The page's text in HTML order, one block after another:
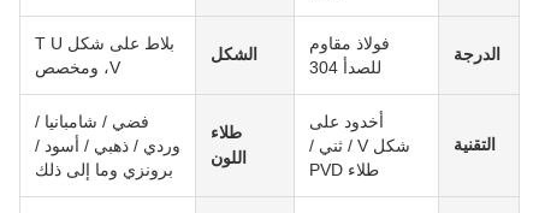
الدرجة
فولاذ مقاوم
للصدأ 304
الشكل
بلاط على شكل T U
V، ومخصص
التقنية
أخدود على
شكل V / ثني /
طلاء PVD
طلاء
اللون
فضي / شامبانيا /
وردي / ذهبي / أسود /
برونزي وما إلى ذلك